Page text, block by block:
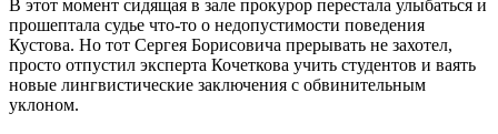
В этот момент сидящая в зале прокурор перестала улыбаться и
прошептала судье что-то о недопустимости поведения
Кустова. Но тот Сергея Борисовича прерывать не захотел,
просто отпустил эксперта Кочеткова учить студентов и ваять
новые лингвистические заключения с обвинительным
уклоном.